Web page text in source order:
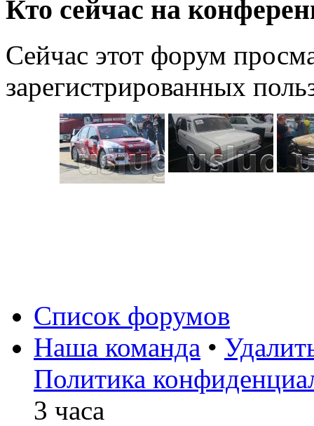
Кто сейчас на
Сейчас этот форум
зарегистрированных
Список форумов
Наша команда •
Политика
3 часа